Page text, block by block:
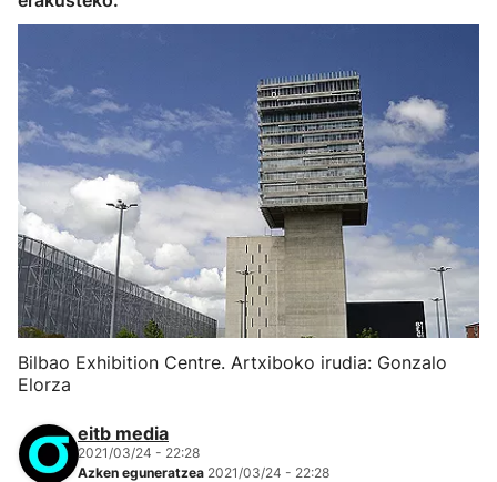
Bilbao Exhibition Centre. Artxiboko irudia: Gonzalo
Elorza
eitb media
2021/03/24 - 22:28
Azken eguneratzea 2021/03/24 - 22:28